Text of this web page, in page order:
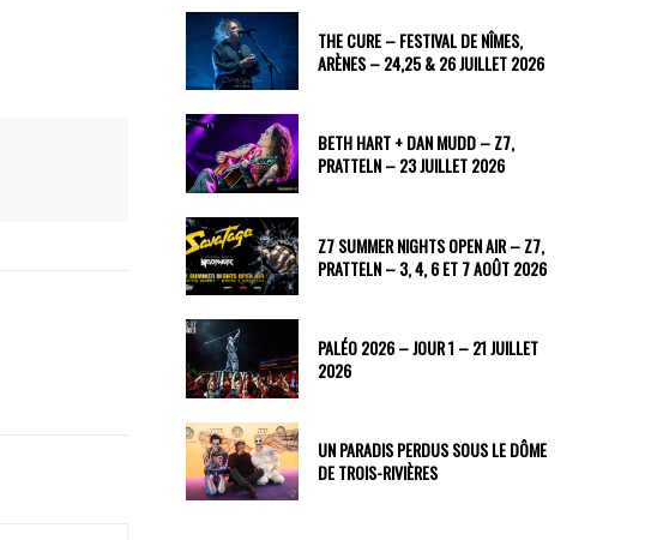
THE CURE – FESTIVAL DE NÎMES,
ARÈNES – 24,25 & 26 JUILLET 2026
BETH HART + DAN MUDD – Z7,
PRATTELN – 23 JUILLET 2026
Z7 SUMMER NIGHTS OPEN AIR – Z7,
PRATTELN – 3, 4, 6 ET 7 AOÛT 2026
PALÉO 2026 – JOUR 1 – 21 JUILLET
2026
UN PARADIS PERDUS SOUS LE DÔME
DE TROIS-RIVIÈRES